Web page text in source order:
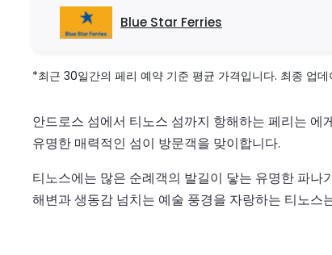
Blue Star Ferries
*최근 30일간의 페리 예약 기준 평균 가격입니다. 최종 업
안드로스 섬에서 티노스 섬까지 항해하는 페리는
유명한 매력적인 섬이 방문객을 맞이합니다.
티노스에는 많은 순례객의 발길이 닿는 유명한 파
해변과 생동감 넘치는 예술 풍경을 자랑하는 티노